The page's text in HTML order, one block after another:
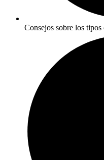
Consejos sobre los tipos